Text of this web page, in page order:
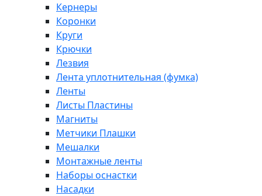
Кернеры
Коронки
Круги
Крючки
Лезвия
Лента уплотнительная (фумка)
Ленты
Листы Пластины
Магниты
Метчики Плашки
Мешалки
Монтажные ленты
Наборы оснастки
Насадки